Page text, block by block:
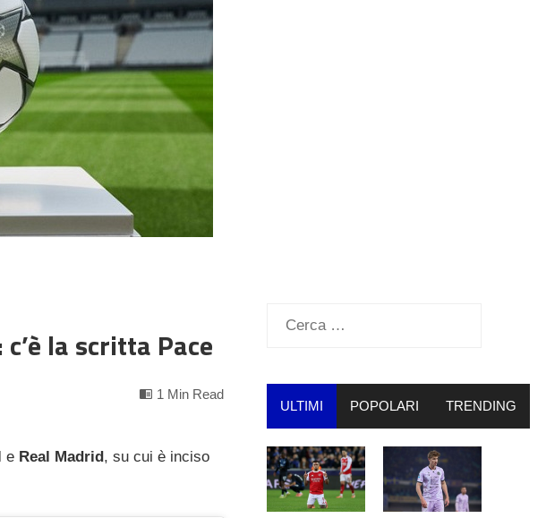
la scritta Pace
1 Min Read
e Real Madrid, su cui è inciso
Ricerca
ULTIMI POPOLARI TRENDING